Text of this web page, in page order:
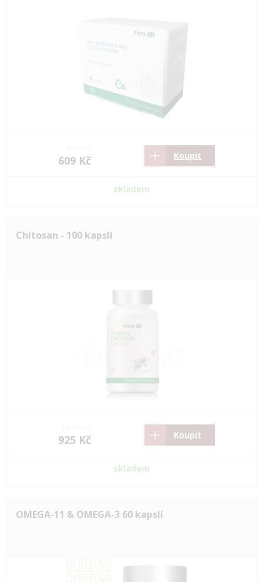
609 Kč Koupit
skladem
Chitosan - 100 kapslí
925 Kč Koupit
skladem
OMEGA-11 & OMEGA-3 60 kapslí